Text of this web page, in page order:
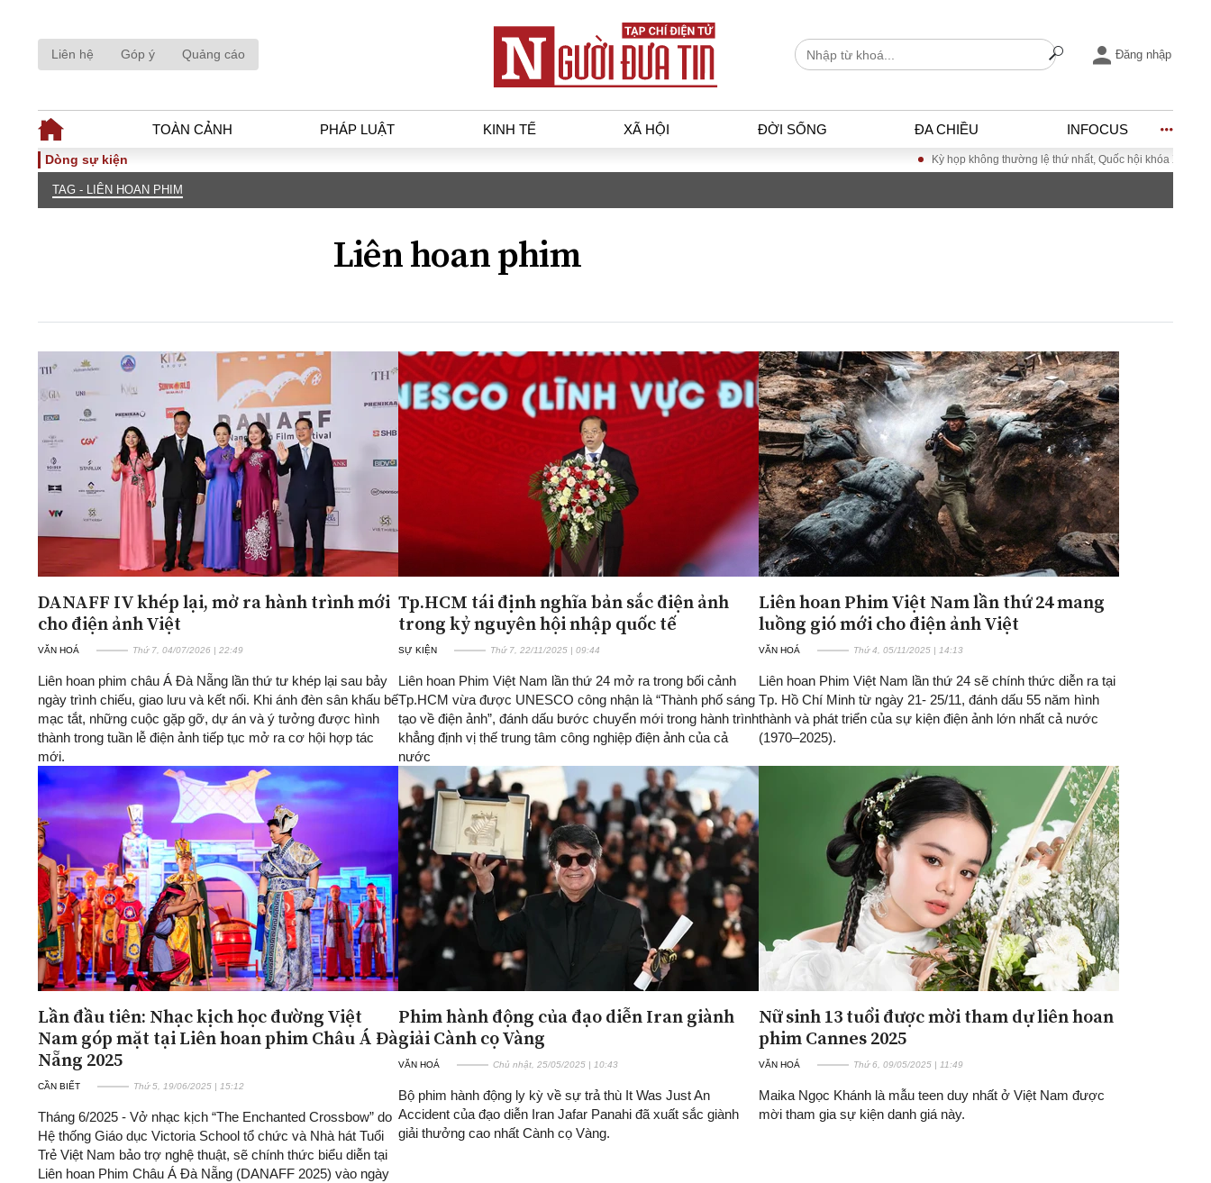
Liên hệ Góp ý Quảng cáo Đăng nhập
TOÀN CẢNH PHÁP LUẬT KINH TẾ XÃ HỘI ĐỜI SỐNG ĐA CHIỀU INFOCUS
TOÀN CẢNH
Thế giới
Góc nhìn luật gia
An ninh - Hình sự
Tài chính - Ngân hàng
Xu hướng thị trường
Tiêu dùng và dư luận
Công nghệ
Giao thông – Đô thị
ĐA CHIỀU
Quan điểm
Xi nhan Trái Phải
Bạn đọc viết
INFOCUS
Đăng ký tin tức mới
Dòng sự kiện Kỳ họp không thường lệ thứ nhất, Quốc hội khóa XVI Đưa Nghị
TAG - LIÊN HOAN PHIM
Liên hoan phim
DANAFF IV khép lại, mở ra hành trình mới
cho điện ảnh Việt
VĂN HOÁ Thứ 7, 04/07/2026 | 22:49
Liên hoan phim châu Á Đà Nẵng lần thứ tư khép lại sau bảy
ngày trình chiếu, giao lưu và kết nối. Khi ánh đèn sân khấu bế
mạc tắt, những cuộc gặp gỡ, dự án và ý tưởng được hình
thành trong tuần lễ điện ảnh tiếp tục mở ra cơ hội hợp tác
mới.
Tp.HCM tái định nghĩa bản sắc điện ảnh
trong kỷ nguyên hội nhập quốc tế
SỰ KIỆN Thứ 7, 22/11/2025 | 09:44
Liên hoan Phim Việt Nam lần thứ 24 mở ra trong bối cảnh
Tp.HCM vừa được UNESCO công nhận là “Thành phố sáng
tạo về điện ảnh”, đánh dấu bước chuyển mới trong hành trình
khẳng định vị thế trung tâm công nghiệp điện ảnh của cả
nước
Liên hoan Phim Việt Nam lần thứ 24 mang
luồng gió mới cho điện ảnh Việt
VĂN HOÁ Thứ 4, 05/11/2025 | 14:13
Liên hoan Phim Việt Nam lần thứ 24 sẽ chính thức diễn ra tại
Tp. Hồ Chí Minh từ ngày 21- 25/11, đánh dấu 55 năm hình
thành và phát triển của sự kiện điện ảnh lớn nhất cả nước
(1970–2025).
Lần đầu tiên: Nhạc kịch học đường Việt
Nam góp mặt tại Liên hoan phim Châu Á Đà
Nẵng 2025
CẦN BIẾT Thứ 5, 19/06/2025 | 15:12
Tháng 6/2025 - Vở nhạc kịch “The Enchanted Crossbow” do
Hệ thống Giáo dục Victoria School tổ chức và Nhà hát Tuổi
Trẻ Việt Nam bảo trợ nghệ thuật, sẽ chính thức biểu diễn tại
Liên hoan Phim Châu Á Đà Nẵng (DANAFF 2025) vào ngày
Phim hành động của đạo diễn Iran giành
giải Cành cọ Vàng
VĂN HOÁ Chủ nhật, 25/05/2025 | 10:43
Bộ phim hành động ly kỳ về sự trả thù It Was Just An
Accident của đạo diễn Iran Jafar Panahi đã xuất sắc giành
giải thưởng cao nhất Cành cọ Vàng.
Nữ sinh 13 tuổi được mời tham dự liên hoan
phim Cannes 2025
VĂN HOÁ Thứ 6, 09/05/2025 | 11:49
Maika Ngọc Khánh là mẫu teen duy nhất ở Việt Nam được
mời tham gia sự kiện danh giá này.